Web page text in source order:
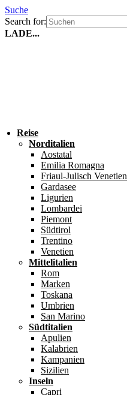
Suche
Search for:
LADE...
Reise
Norditalien
Aostatal
Emilia Romagna
Friaul-Julisch Venetien
Gardasee
Ligurien
Lombardei
Piemont
Südtirol
Trentino
Venetien
Mittelitalien
Rom
Marken
Toskana
Umbrien
San Marino
Südtitalien
Apulien
Kalabrien
Kampanien
Sizilien
Inseln
Capri